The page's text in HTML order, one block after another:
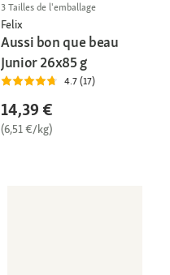
3 Tailles de l'emballage
Felix
Aussi bon que beau
Junior 26x85 g
4.7 (17)
14,39 €
(6,51 €/kg)